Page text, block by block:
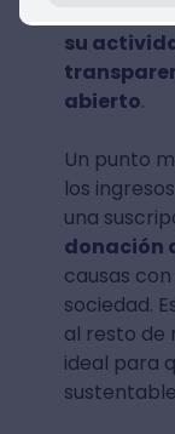
su
abierto.
Un punto
los
una
donación
causas
sociedad.
al resto de
ideal para